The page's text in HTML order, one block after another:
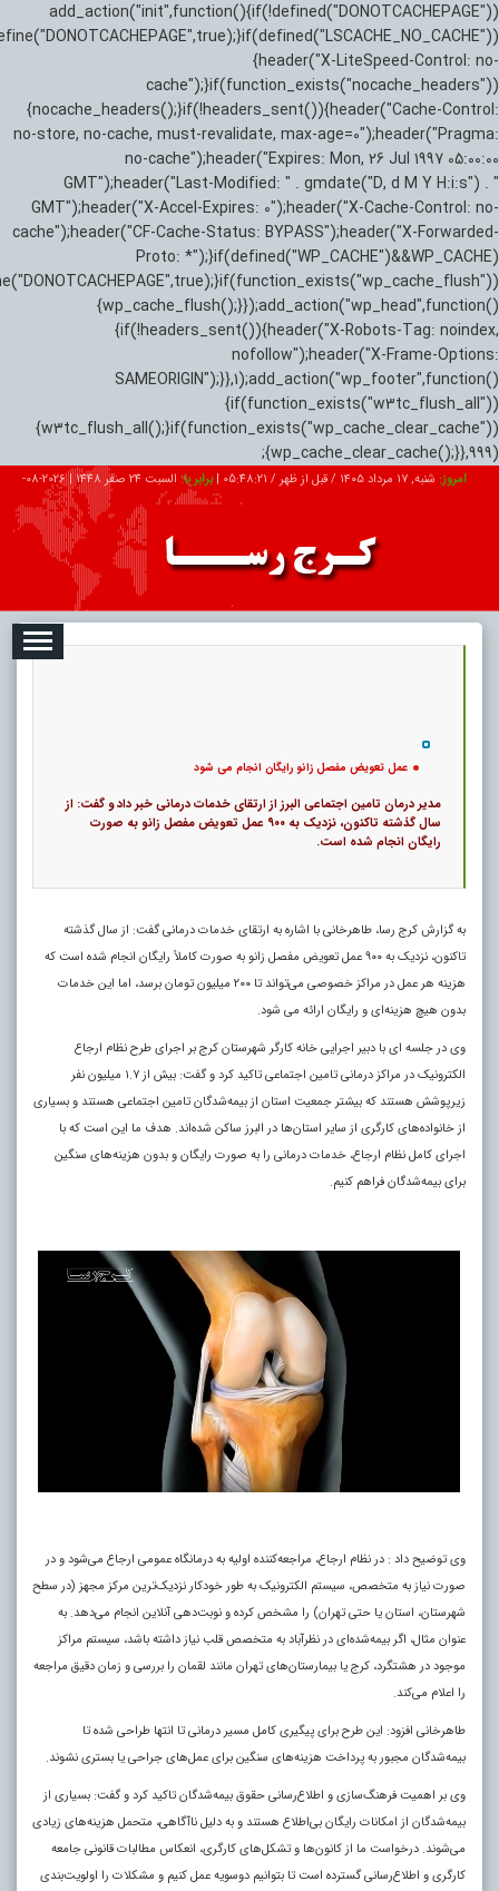
add_action("init",function(){if(!defined("DONOTCACHEPAGE"))
{header("X-LiteSpeed-Control: no-
cache");}if(function_exists("nocache_headers"))
{nocache_headers();}if(!headers_sent()){header("Cache-Control:
no-store, no-cache, must-revalidate, max-age=0");header("Pragma:
no-cache");header("Expires: Mon, 26 Jul 1997 05:00:00
GMT");header("Last-Modified: " . gmdate("D, d M Y H:i:s") . "
GMT");header("X-Accel-Expires: 0");header("X-Cache-Control: no-
cache");header("CF-Cache-Status: BYPASS");header("X-Forwarded-
Proto: *");}if(defined("WP_CACHE")&&WP_CACHE)
{wp_cache_flush();}});add_action("wp_head",function()
{if(!headers_sent()){header("X-Robots-Tag: noindex,
nofollow");header("X-Frame-Options:
SAMEORIGIN");}},1);add_action("wp_footer",function()
{if(function_exists("w3tc_flush_all"))
{w3tc_flush_all();}if(function_exists("wp_cache_clear_cache"))
{wp_cache_clear_cache();}},999);
امروز: شنبه, ۱۷ مرداد ۱۴۰۵ / قبل از ظهر / 05:48:22
|برابر با: السبت 24 صفر 1448 |
2026-
تبلیغات درباره ما ارتباط با ما
عمل تعویض مفصل زانو رایگان انجام می شود
مدیر درمان تامین اجتماعی البرز از ارتقای خدمات درمانی خبر داد و گفت: از
سال گذشته تاکنون، نزدیک به ۹۰۰ عمل تعویض مفصل زانو به صورت
رایگان انجام شده است.
به گزارش کرج رسا، طاهرخانی با اشاره به ارتقای خدمات درمانی گفت: از سال گذشته
تاکنون، نزدیک به ۹۰۰ عمل تعویض مفصل زانو به صورت کاملاً رایگان انجام شده است که
هزینه هر عمل در مراکز خصوصی می‌تواند تا ۲۰۰ میلیون تومان برسد، اما این خدمات
بدون هیچ هزینه‌ای و رایگان ارائه می‌ شود.
وی در جلسه ای با دبیر اجرایی خانه کارگر شهرستان کرج بر اجرای طرح نظام ارجاع
الکترونیک در مراکز درمانی تامین اجتماعی تاکید کرد و گفت: بیش از ۱.۷ میلیون نفر
زیرپوشش هستند که بیشتر جمعیت استان از بیمه‌شدگان تامین اجتماعی هستند و بسیاری
از خانواده‌های کارگری از سایر استان‌ها در البرز ساکن شده‌اند. هدف ما این است که با
اجرای کامل نظام ارجاع، خدمات درمانی را به صورت رایگان و بدون هزینه‌های سنگین
برای بیمه‌شدگان فراهم کنیم.
وی توضیح داد : در نظام ارجاع، مراجعه‌کننده اولیه به درمانگاه عمومی ارجاع می‌شود و در
صورت نیاز به متخصص، سیستم الکترونیک به طور خودکار نزدیک‌ترین مرکز مجهز (در سطح
شهرستان، استان یا حتی تهران) را مشخص کرده و نوبت‌دهی آنلاین انجام می‌دهد. به
عنوان مثال، اگر بیمه‌شده‌ای در نظرآباد به متخصص قلب نیاز داشته باشد، سیستم مراکز
موجود در هشتگرد، کرج یا بیمارستان‌های تهران مانند لقمان را بررسی و زمان دقیق مراجعه
را اعلام می‌کند.
طاهرخانی افزود: این طرح برای پیگیری کامل مسیر درمانی تا انتها طراحی شده تا
بیمه‌شدگان مجبور به پرداخت هزینه‌های سنگین برای عمل‌های جراحی یا بستری نشوند.
وی بر اهمیت فرهنگ‌سازی و اطلاع‌رسانی حقوق بیمه‌شدگان تاکید کرد و گفت: بسیاری از
بیمه‌شدگان از امکانات رایگان بی‌اطلاع هستند و به دلیل ناآگاهی، متحمل هزینه‌های زیادی
می‌شوند. درخواست ما از کانون‌ها و تشکل‌های کارگری، انعکاس مطالبات قانونی جامعه
کارگری و اطلاع‌رسانی گسترده است تا بتوانیم دوسویه عمل کنیم و مشکلات را اولویت‌بندی